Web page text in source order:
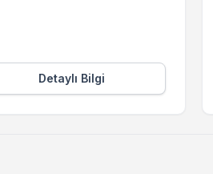
Detaylı Bilgi